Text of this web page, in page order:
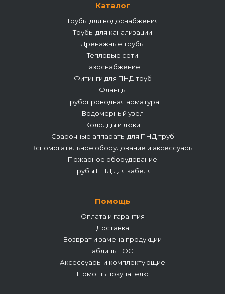
Каталог
Трубы для водоснабжения
Трубы для канализации
Дренажные трубы
Тепловые сети
Газоснабжение
Фитинги для ПНД труб
Фланцы
Трубопроводная арматура
Водомерный узел
Колодцы и люки
Сварочные аппараты для ПНД труб
Вспомогательное оборудование и аксессуары
Пожарное оборудование
Трубы ПНД для кабеля
Помощь
Оплата и гарантия
Доставка
Возврат и замена продукции
Таблицы ГОСТ
Аксессуары и комплектующие
Помощь покупателю